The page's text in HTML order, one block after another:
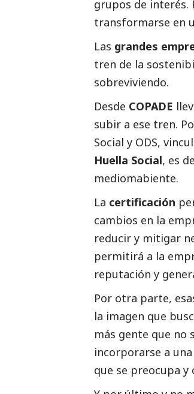
grupos de interés.
transformarse en
Las grandes
tren de la
sobreviviendo.
Desde COPADE
subir a ese tren.
Social y ODS,
Huella Social, es
mediomabiente.
La certificación
cambios en la
reducir y mitigar
permitirá a la
reputación y
Por otra parte,
la imagen que
más gente que no
incorporarse a
que se preocupa